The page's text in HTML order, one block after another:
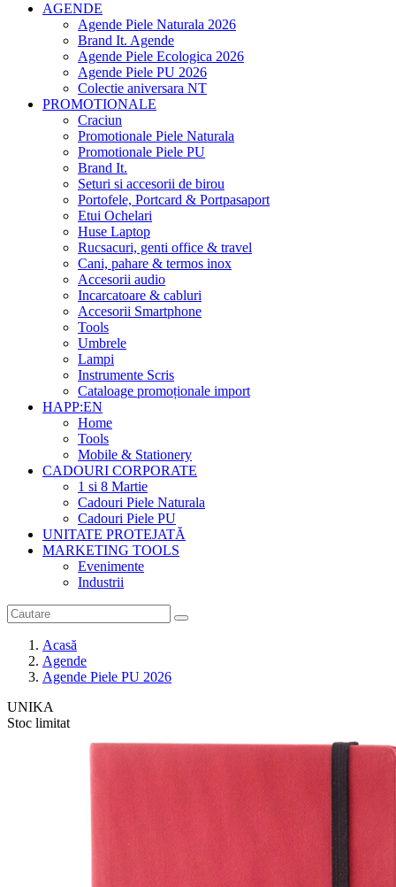
AGENDE
Agende Piele Naturala 2026
Brand It. Agende
Agende Piele Ecologica 2026
Agende Piele PU 2026
Colectie aniversara NT
PROMOTIONALE
Craciun
Promotionale Piele Naturala
Promotionale Piele PU
Brand It.
Seturi si accesorii de birou
Portofele, Portcard & Portpasaport
Etui Ochelari
Huse Laptop
Rucsacuri, genti office & travel
Cani, pahare & termos inox
Accesorii audio
Incarcatoare & cabluri
Accesorii Smartphone
Tools
Umbrele
Lampi
Instrumente Scris
Cataloage promoționale import
HAPP:EN
Home
Tools
Mobile & Stationery
CADOURI CORPORATE
1 si 8 Martie
Cadouri Piele Naturala
Cadouri Piele PU
UNITATE PROTEJATĂ
MARKETING TOOLS
Evenimente
Industrii
Acasă
Agende
Agende Piele PU 2026
UNIKA
Stoc limitat